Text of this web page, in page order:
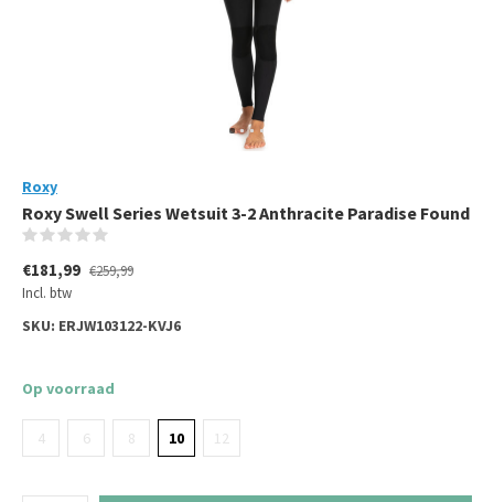
Roxy
Roxy Swell Series Wetsuit 3-2 Anthracite Paradise Found
€181,99 €259,99
Incl. btw
SKU: ERJW103122-KVJ6
Op voorraad
4 6 8 10 12